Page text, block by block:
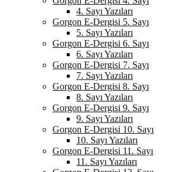
4. Sayı Yazıları
Gorgon E-Dergisi 5. Sayı
5. Sayı Yazıları
Gorgon E-Dergisi 6. Sayı
6. Sayı Yazıları
Gorgon E-Dergisi 7. Sayı
7. Sayı Yazıları
Gorgon E-Dergisi 8. Sayı
8. Sayı Yazıları
Gorgon E-Dergisi 9. Sayı
9. Sayı Yazıları
Gorgon E-Dergisi 10. Sayı
10. Sayı Yazıları
Gorgon E-Dergisi 11. Sayı
11. Sayı Yazıları